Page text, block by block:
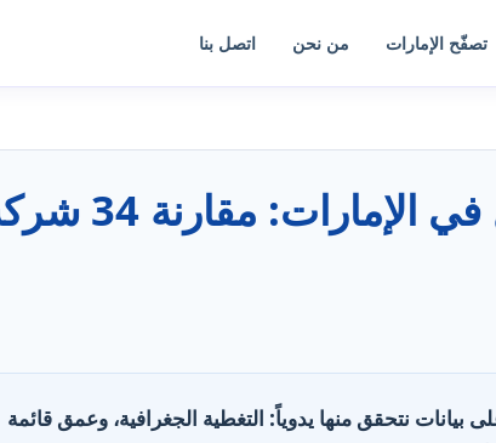
تصفّح الإمارات من نحن اتصل بنا
أفضل شركات دهانات وصباغة منازل في
على بيانات نتحقق منها يدوياً: التغطية الجغرافية، وعمق قائمة